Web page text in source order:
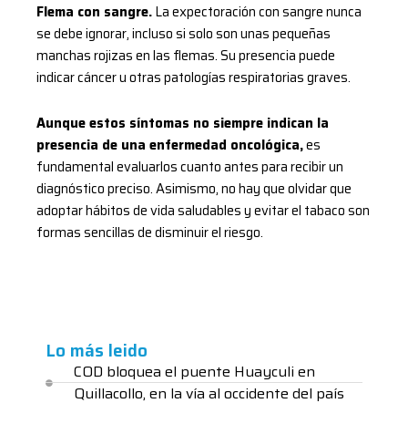
Flema con sangre.La expectoración con sangre nunca
se debe ignorar, incluso si solo son unas pequeñas
manchas rojizas en las flemas. Su presencia puede
indicar cáncer u otras patologías respiratorias graves.
Aunque estos síntomas no siempre indican la
presencia de una enfermedad oncológica,es
fundamental evaluarlos cuanto antes para recibir un
diagnóstico preciso. Asimismo, no hay que olvidar que
adoptar hábitos de vida saludables y evitar el tabaco son
formas sencillas de disminuir el riesgo.
Lo más leido
COD bloquea el puente Huayculi en
Quillacollo, en la vía al occidente del país